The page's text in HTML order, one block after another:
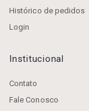
Histórico de pedidos
Login
Institucional
Contato
Fale Conosco